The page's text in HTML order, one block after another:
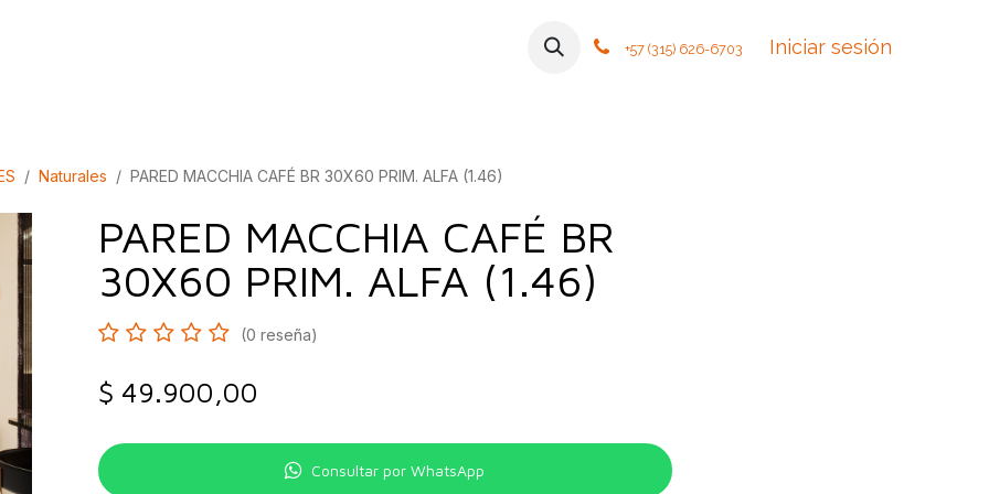
Contáctanos Foro Cursos Tiendas
+57 (315) 626-6703 Iniciar sesión
Naturales PARED MACCHIA CAFÉ BR 30X60 PRIM. ALFA (1.46)
PARED MACCHIA CAFÉ BR
30X60 PRIM. ALFA (1.46)
(0 reseña)
$ 49.900,00
Consultar por WhatsApp